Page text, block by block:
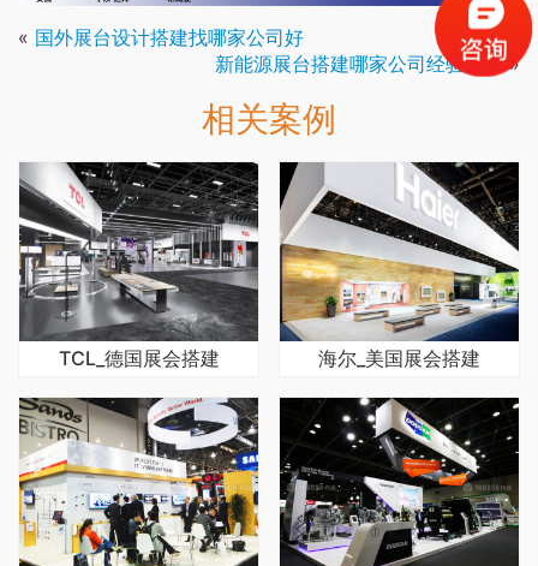
« 国外展台设计搭建找哪家公司好
新能源展台搭建哪家公司经验丰富»
相关案例
TCL_德国展会搭建 海尔_美国展会搭建